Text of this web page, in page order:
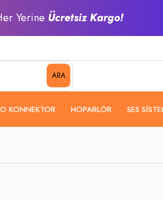
Yerine Ücretsiz Kargo!
ARA
KONNEKTOR HOPARLÖR SES